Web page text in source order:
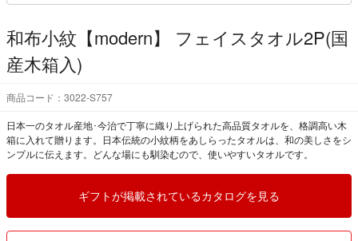
和布小紋【modern】 フェイスタオル2P(国
産木箱入)
商品コード：3022-S757
日本一のタオル産地･今治で丁寧に織り上げられた高品質タオルを、格調高い木
箱に入れて贈ります。日本伝統の小紋柄をあしらったタオルは、和の美しさをシ
ンプルに伝えます。どんな場にも馴染むので、使いやすいタオルです。
ギフトが掲載されているカタログを見る